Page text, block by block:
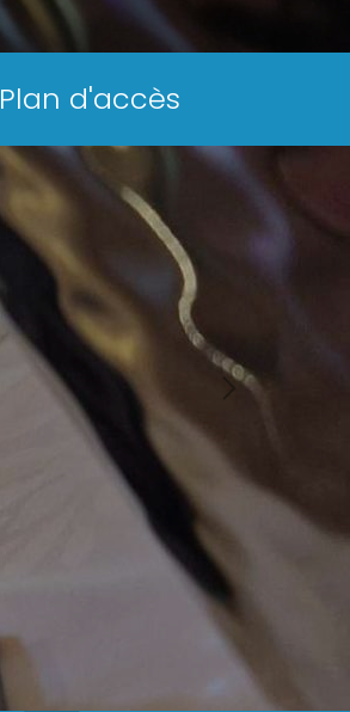
Plan d'accès
Next